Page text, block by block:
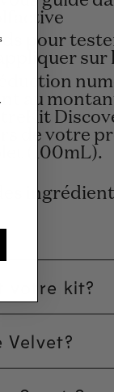
pour
sur
au
de votre
(100mL).
votre kit?
Velvet?